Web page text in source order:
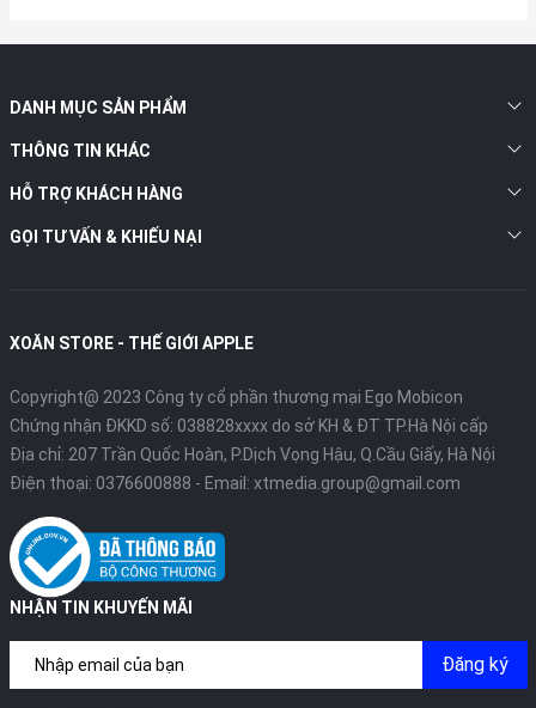
DANH MỤC SẢN PHẨM
THÔNG TIN KHÁC
HỖ TRỢ KHÁCH HÀNG
GỌI TƯ VẤN & KHIẾU NẠI
XOĂN STORE - THẾ GIỚI APPLE
Copyright@ 2023 Công ty cổ phần thương mại Ego Mobicon
Chứng nhận ĐKKD số: 038828xxxx do sở KH & ĐT TP.Hà Nội cấp
Địa chỉ: 207 Trần Quốc Hoàn, P.Dịch Vọng Hậu, Q.Cầu Giấy, Hà Nội
Điện thoại: 0376600888 - Email: xtmedia.group@gmail.com
NHẬN TIN KHUYẾN MÃI
Đăng ký